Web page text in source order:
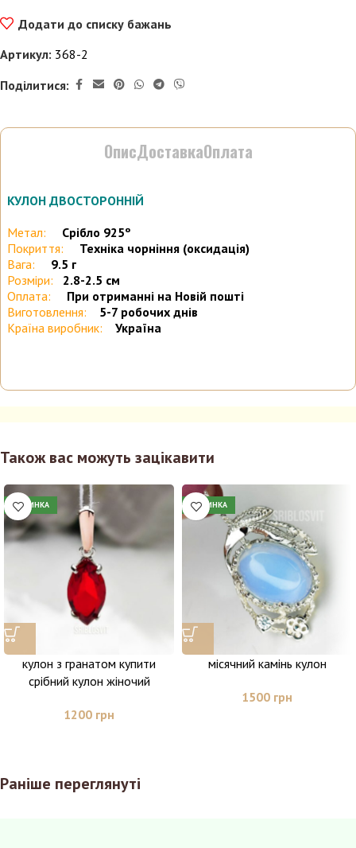
Додати до списку бажань
Артикул: 368-2
Поділитися:
ОписДоставкаОплата
КУЛОН ДВОСТОРОННІЙ
Метал:
Срібло 925º
Покриття:
Техніка чорніння (оксидація)
Вага:
9.5 г
Розміри:
2.8-2.5 см
Оплата:
При отриманні на Новій пошті
Виготовлення:
5-7 робочих днів
Країна виробник:
Україна
Також вас можуть зацікавити
НОВИНКА
кулон з гранатом купити
срібний кулон жіночий
1200 грн
НОВИНКА
місячний камінь кулон
1500 грн
Раніше переглянуті